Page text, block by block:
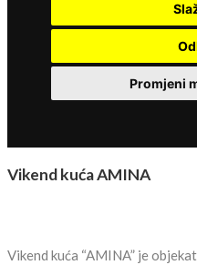
Promjeni
Vikend kuća AMINA
Vikend kuća “AMINA” je